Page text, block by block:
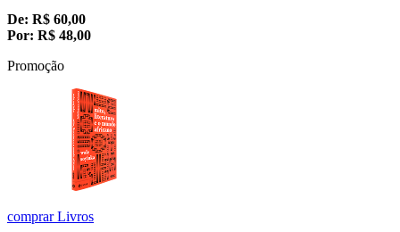
De: R$ 60,00
Por: R$ 48,00
Promoção
comprarLivros